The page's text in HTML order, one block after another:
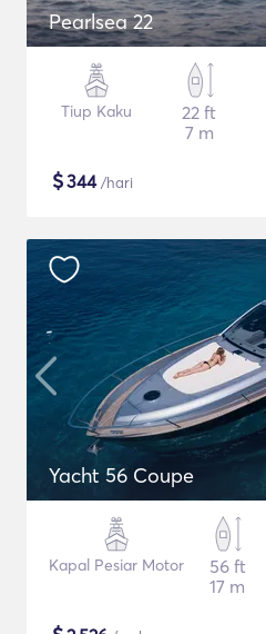
Pearlsea 22
Tiup Kaku
22 ft
7 m
$344/hari
Yacht 56 Coupe
Kapal Pesiar Motor
56 ft
17 m